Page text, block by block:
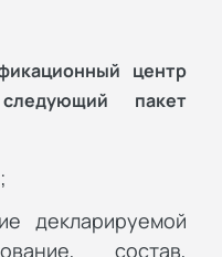
центр
пакет
декларируемой
состав,